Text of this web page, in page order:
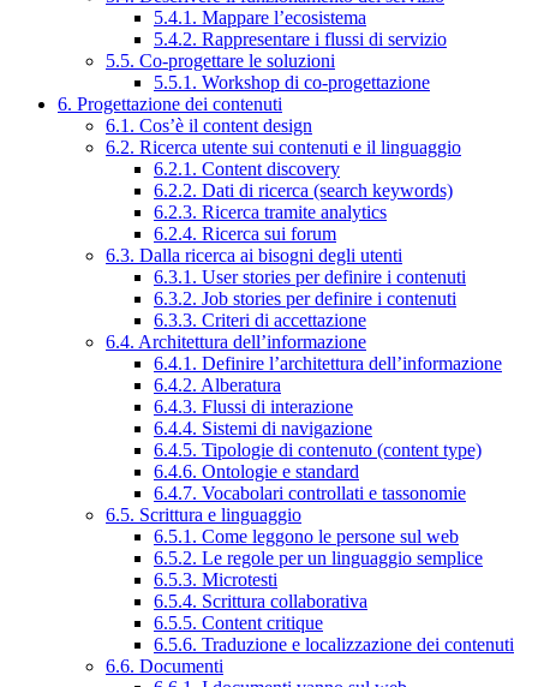
5.4.1. Mappare l’ecosistema
5.4.2. Rappresentare i flussi di servizio
5.5. Co-progettare le soluzioni
5.5.1. Workshop di co-progettazione
6. Progettazione dei contenuti
6.1. Cos’è il content design
6.2. Ricerca utente sui contenuti e il linguaggio
6.2.1. Content discovery
6.2.2. Dati di ricerca (search keywords)
6.2.3. Ricerca tramite analytics
6.2.4. Ricerca sui forum
6.3. Dalla ricerca ai bisogni degli utenti
6.3.1. User stories per definire i contenuti
6.3.2. Job stories per definire i contenuti
6.3.3. Criteri di accettazione
6.4. Architettura dell’informazione
6.4.1. Definire l’architettura dell’informazione
6.4.2. Alberatura
6.4.3. Flussi di interazione
6.4.4. Sistemi di navigazione
6.4.5. Tipologie di contenuto (content type)
6.4.6. Ontologie e standard
6.4.7. Vocabolari controllati e tassonomie
6.5. Scrittura e linguaggio
6.5.1. Come leggono le persone sul web
6.5.2. Le regole per un linguaggio semplice
6.5.3. Microtesti
6.5.4. Scrittura collaborativa
6.5.5. Content critique
6.5.6. Traduzione e localizzazione dei contenuti
6.6. Documenti